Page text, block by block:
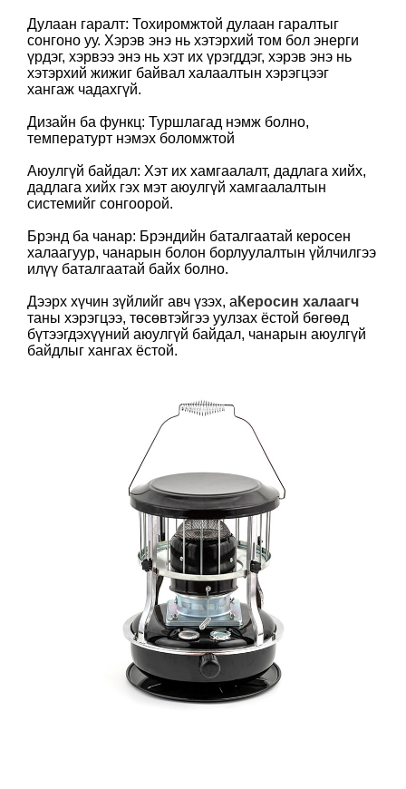
Дулаан гаралт: Тохиромжтой дулаан гаралтыг
сонгоно уу. Хэрэв энэ нь хэтэрхий том бол энерги
үрдэг, хэрвээ энэ нь хэт их үрэгддэг, хэрэв энэ нь
хэтэрхий жижиг байвал халаалтын хэрэгцээг
хангаж чадахгүй.
Дизайн ба функц: Туршлагад нэмж болно,
температурт нэмэх боломжтой
Аюулгүй байдал: Хэт их хамгаалалт, дадлага хийх,
дадлага хийх гэх мэт аюулгүй хамгаалалтын
системийг сонгоорой.
Брэнд ба чанар: Брэндийн баталгаатай керосен
халаагуур, чанарын болон борлуулалтын үйлчилгээ
илүү баталгаатай байх болно.
Дээрх хүчин зүйлийг авч үзэх, а Керосин халаагч
таны хэрэгцээ, төсөвтэйгээ уулзах ёстой бөгөөд
бүтээгдэхүүний аюулгүй байдал, чанарын аюулгүй
байдлыг хангах ёстой.